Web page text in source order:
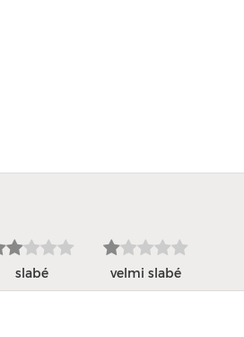
slabé velmi slabé